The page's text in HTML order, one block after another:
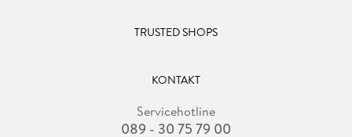
TRUSTED SHOPS
KONTAKT
Servicehotline
089 - 30 75 79 00